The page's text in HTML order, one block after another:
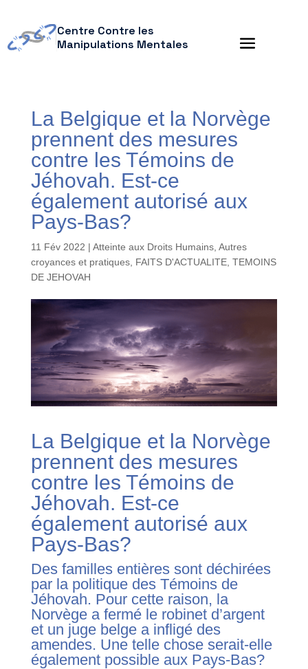
Centre Contre les
Manipulations Mentales
La Belgique et la Norvège
prennent des mesures
contre les Témoins de
Jéhovah. Est-ce
également autorisé aux
Pays-Bas?
11 Fév 2022 | Atteinte aux Droits Humains, Autres
croyances et pratiques, FAITS D'ACTUALITE, TEMOINS
DE JEHOVAH
La Belgique et la Norvège
prennent des mesures
contre les Témoins de
Jéhovah. Est-ce
également autorisé aux
Pays-Bas?
Des familles entières sont déchirées
par la politique des Témoins de
Jéhovah. Pour cette raison, la
Norvège a fermé le robinet d’argent
et un juge belge a infligé des
amendes. Une telle chose serait-elle
également possible aux Pays-Bas?